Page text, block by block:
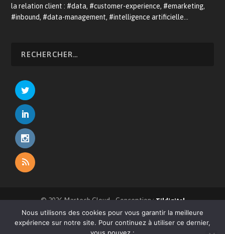
la relation client : #data, #customer-experience, #emarketing,
#inbound, #data-management, #intelligence artificielle…
© 2026 Martech.Cloud - Conception :Tildigital
À propos CRM E-commerce
Relation client
Nous utilisons des cookies pour vous garantir la meilleure
expérience sur notre site. Pour continuez à utiliser ce dernier,